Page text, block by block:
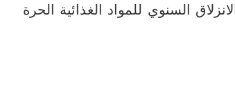
السنوي للمواد الغذائية الحرة